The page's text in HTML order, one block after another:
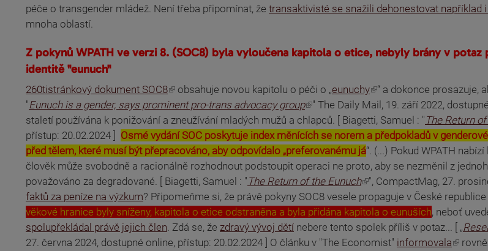
péče o transgender mládež. Není třeba připomínat, že transaktivisté se snažili dehonestovat například
mnoha oblastí.
Z pokynů WPATH ve verzi 8. (SOC8) byla vyloučena kapitola o etice, nebyly brány v
identitě "eunuch"
260tistránkový dokument SOC8
(odkaz je externí) obsahuje novou kapitolu o péči o „eunuchy
(odkaz je externí)
“ a dokonce prosazuje,
"Eunuch is a gender, says prominent pro-trans advocacy group
(odkaz je externí)
" The Daily Mail, 19. září 2022,
staletí používána k ponižování a zneužívání mladých mužů a chlapců. [ Biagetti, Samuel : " The Return
(odkaz je externí)
přístup: 20.02.2024 ] Osmé vydání SOC poskytuje index měnících se norem a předpokladů v
před tělem, které musí být přepracováno, aby odpovídalo „preferovanému já“. (...) Pokud WPATH
člověk může svobodně a racionálně rozhodnout podstoupit operaci ne proto, aby se nezměnil z
považováno za degradované. [ Biagetti, Samuel : " The Return of the Eunuch
(odkaz je externí) ", CompactMag, 27.
faktů za peníze na výzkum? Připomeňme si, že právě pokyny SOC8 vesele propaguje v České
věkové hranice byly sníženy, kapitola o etice odstraněna a byla přidána kapitola o eunuších, neboť
spolupřekládal právě jejich člen. Zdá se, že zdravý vývoj dětí nebere tento spolek příliš v potaz... [ „
(odkaz je externí)
27. června 2024, dostupné online, přístup: 20.02.2024 ] O článku v "The Economist" informovala
(odkaz je externí)